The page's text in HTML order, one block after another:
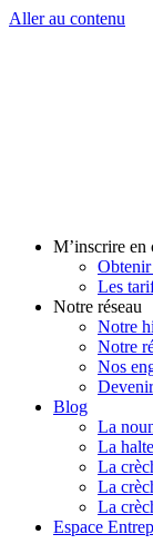
Aller au contenu
M’inscrire en
Obtenir
Les
Notre réseau
Notre
Notre
Nos
Blog
La
La
La
La
La
Espace